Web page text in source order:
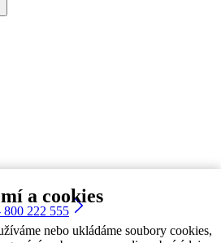
a cookies
nebo ukládáme soubory cookies,
800 222 555